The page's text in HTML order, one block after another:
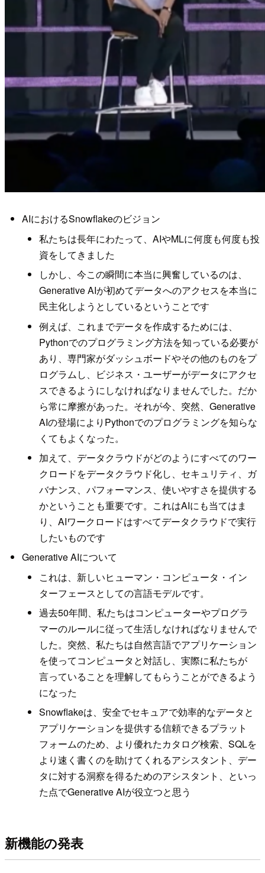
AIにおけるSnowflakeのビジョン
私たちは長年にわたって、AIやMLに何度も何度も投
資をしてきました
しかし、今この瞬間に本当に興奮しているのは、
Generative AIが初めてデータへのアクセスを本当に
民主化しようとしているということです
例えば、これまでデータを作成するためには、
Pythonでのプログラミング方法を知っている必要が
あり、専門家がダッシュボードやその他のものをプ
ログラムし、ビジネス・ユーザーがデータにアクセ
スできるようにしなければなりませんでした。だか
ら常に摩擦があった。それが今、突然、Generative
AIの登場によりPythonでのプログラミングを知らな
くてもよくなった。
加えて、データクラウドがどのようにすべてのワー
クロードをデータクラウド化し、セキュリティ、ガ
バナンス、パフォーマンス、使いやすさを提供する
かということも重要です。これはAIにも当てはま
り、AIワークロードはすべてデータクラウドで実行
したいものです
Generative AIについて
これは、新しいヒューマン・コンピュータ・イン
ターフェースとしての言語モデルです。
過去50年間、私たちはコンピューターやプログラ
マーのルールに従って生活しなければなりませんで
した。突然、私たちは自然言語でアプリケーション
を使ってコンピュータと対話し、実際に私たちが
言っていることを理解してもらうことができるよう
になった
Snowflakeは、安全でセキュアで効率的なデータと
アプリケーションを提供する信頼できるプラット
フォームのため、より優れたカタログ検索、SQLを
より速く書くのを助けてくれるアシスタント、デー
タに対する洞察を得るためのアシスタント、といっ
た点でGenerative AIが役立つと思う
新機能の発表